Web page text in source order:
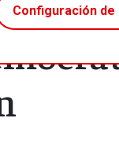
Configuración de